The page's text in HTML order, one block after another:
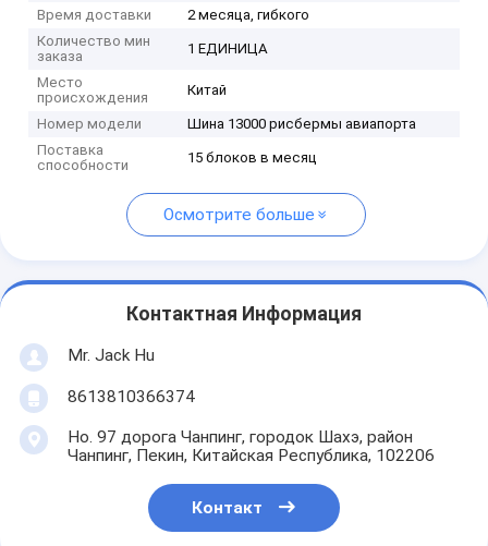
Время доставки
2 месяца, гибкого
Количество мин
заказа
1 ЕДИНИЦА
Место
происхождения
Китай
Номер модели
Шина 13000 рисбермы авиапорта
Поставка
способности
15 блоков в месяц
Осмотрите больше
Контактная Информация
Mr. Jack Hu
8613810366374
Но. 97 дорога Чанпинг, городок Шахэ, район
Чанпинг, Пекин, Китайская Республика, 102206
Контакт